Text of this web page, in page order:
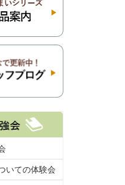
いての体験会